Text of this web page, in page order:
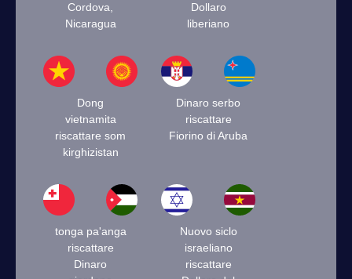
Cordova,
Nicaragua
Dollaro
liberiano
Dong
vietnamita
riscattare som
kirghizistan
Dinaro serbo
riscattare
Fiorino di Aruba
tonga pa'anga
riscattare
Dinaro
Nuovo siclo
israeliano
riscattare